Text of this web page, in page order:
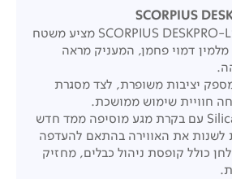
שולחן הגיימינג SCORPIUS DESKPRO-LS140 מציע משטח
דמוי פחמן, המעניק מראה
18 מ"מ מספק יציבות משופרת, לצד מסגרת
חוויית שימוש ממושכת.
תאורת Silica Gel ARGB עם בקרת מגע מוסיפה ממד חדש
לשנות את האווירה בהתאם להעדפה
כולל קופסת ניהול כבלים, מחזיק